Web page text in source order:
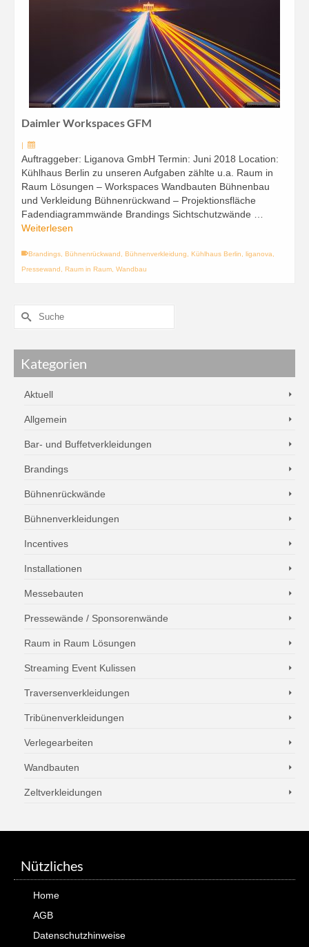
Daimler Workspaces GFM
|
Auftraggeber: Liganova GmbH Termin: Juni 2018 Location:
Kühlhaus Berlin zu unseren Aufgaben zählte u.a. Raum in
Raum Lösungen – Workspaces Wandbauten Bühnenbau
und Verkleidung Bühnenrückwand – Projektionsfläche
Fadendiagrammwände Brandings Sichtschutzwände …
Weiterlesen
Brandings Bühnenrückwand Bühnenverkleidung Kühlhaus Berlin liganova
Pressewand
Raum in Raum Wandbau
Kategorien
Aktuell
Allgemein
Bar- und Buffetverkleidungen
Brandings
Bühnenrückwände
Bühnenverkleidungen
Incentives
Installationen
Messebauten
Pressewände / Sponsorenwände
Raum in Raum Lösungen
Streaming Event Kulissen
Traversenverkleidungen
Tribünenverkleidungen
Verlegearbeiten
Wandbauten
Zeltverkleidungen
Nützliches
Home
AGB
Datenschutzhinweise